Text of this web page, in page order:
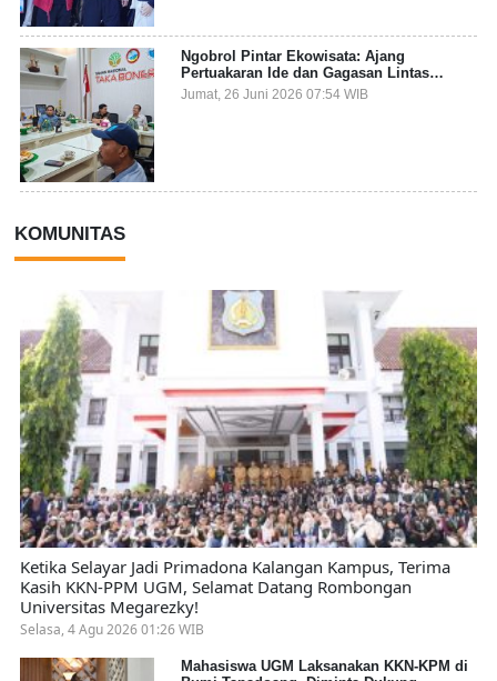
Ngobrol Pintar Ekowisata: Ajang
Pertuakaran Ide dan Gagasan Lintas
Sektor
Jumat, 26 Juni 2026 07:54 WIB
KOMUNITAS
Ketika Selayar Jadi Primadona Kalangan Kampus, Terima
Kasih KKN-PPM UGM, Selamat Datang Rombongan
Universitas Megarezky!
Selasa, 4 Agu 2026 01:26 WIB
Mahasiswa UGM Laksanakan KKN-KPM di